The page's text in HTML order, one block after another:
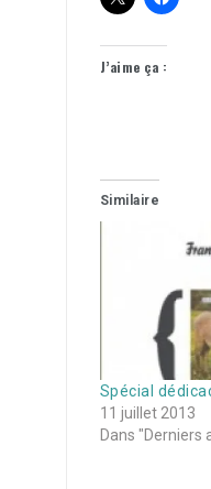
J’aime ça :
Similaire
Spécial
11 juillet 2013
Dans "Derniers